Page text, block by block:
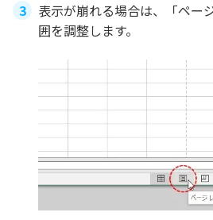
表示が崩れる場合は、「ペー
囲を調整します。